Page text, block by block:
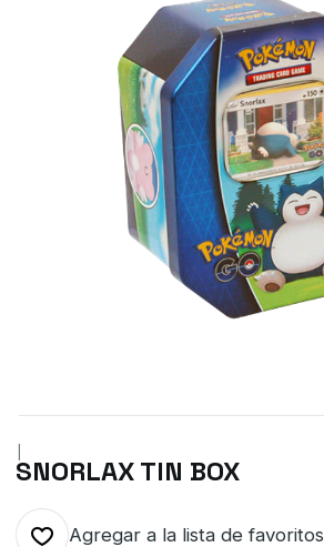
|
SNORLAX TIN BOX
Agregar a la lista de favoritos